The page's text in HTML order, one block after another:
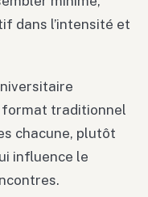
dans l’intensité et
format traditionnel
chacune, plutôt
influence le